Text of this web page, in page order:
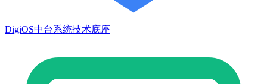
DigiOS中台系统技术底座